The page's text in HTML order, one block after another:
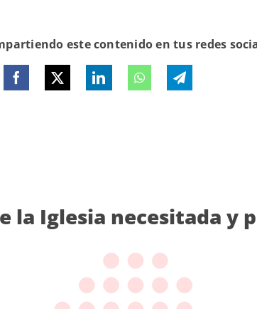
este contenido en tus redes
la Iglesia necesitada y